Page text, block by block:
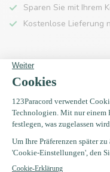
Sparen Sie mit Ihrem
Kostenlose Lieferung
Eigenschaften
Zuletzt